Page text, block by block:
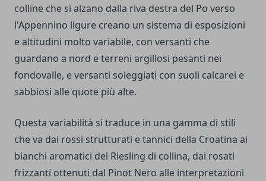
colline che si alzano dalla riva destra del Po verso
l'Appennino ligure creano un sistema di esposizioni
e altitudini molto variabile, con versanti che
guardano a nord e terreni argillosi pesanti nei
fondovalle, e versanti soleggiati con suoli calcarei e
sabbiosi alle quote più alte.
Questa variabilità si traduce in una gamma di stili
che va dai rossi strutturati e tannici della Croatina ai
bianchi aromatici del Riesling di collina, dai rosati
frizzanti ottenuti dal Pinot Nero alle interpretazioni